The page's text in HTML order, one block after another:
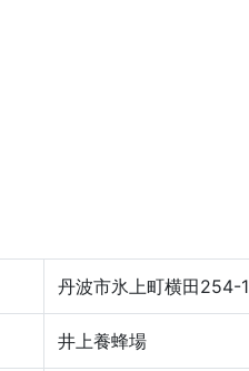
丹波市氷上町横田254-1
井上養蜂場